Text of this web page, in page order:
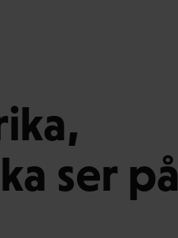
ser på